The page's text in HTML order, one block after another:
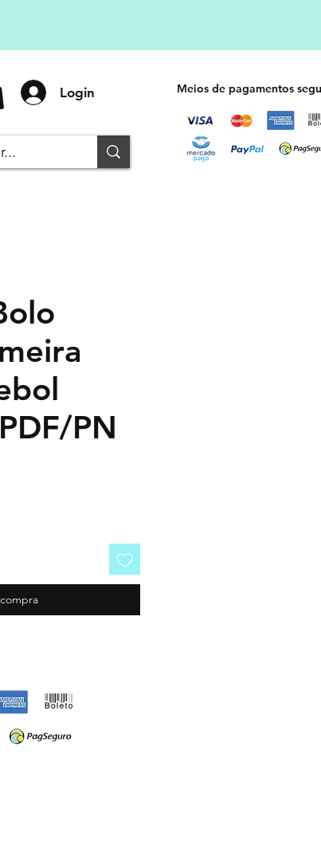
Login Meios de pagamentos
PN